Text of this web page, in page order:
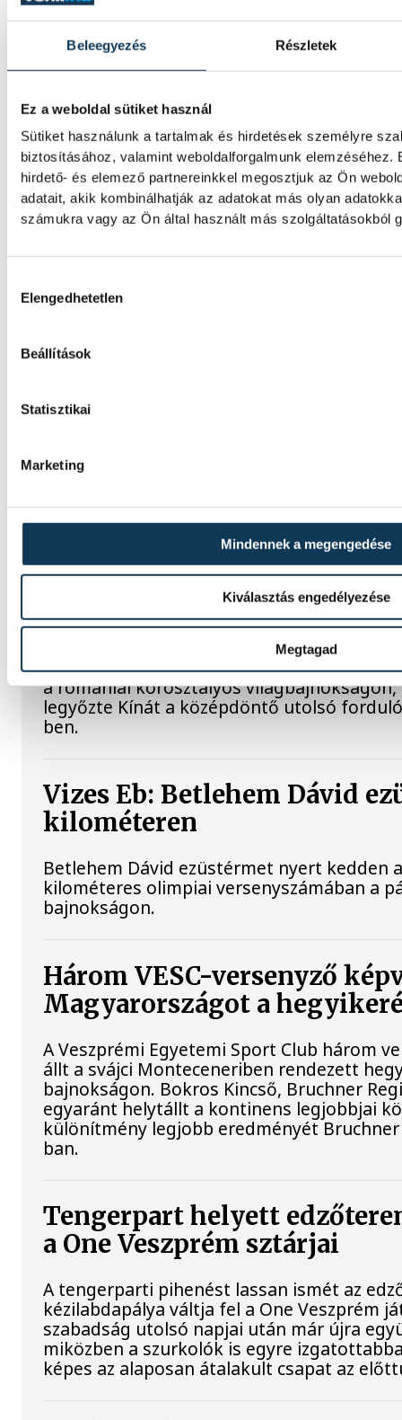
Beleegyezés Részletek
Ez a weboldal sütiket használ
Sütiket használunk a tartalmak és hirdetések személyre
biztosításához, valamint weboldalforgalmunk
hirdető- és elemező partnereinkkel megosztjuk az Ön
adatait, akik kombinálhatják az adatokat más olyan
számukra vagy az Ön által használt más szolgáltatásokból
Elengedhetetlen
Beállítások
Statisztikai
Marketing
Mindennek a megengedése
Kiválasztás engedélyezése
Megtagad
Gulácsi Péter győzelemmel
a Villarrealban
Gulácsi Péter kezdőként szerepelt új
edzőmérkőzésén, melyet 1-0-ra nyert meg
bajnokságban szereplő együttes.
Vizes Eb: Betlehem Dávid
kilométeren
kilométeres versenyszámában a párizsi
Férfi kézilabda ifjúsági Eb:
válogatott
A magyar férfi ifjúsági kézilabda-
37-32-re legyőzte Horvátországot a
fordulójában, kedden.
Női kézilabda ifjúsági vb:
negyeddöntős a magyar
A magyar női ifjúsági kézilabda-
a romániai korosztályos
legyőzte Kínát a középdöntő utolsó
ben.
Vizes Eb: Betlehem Dávid
kilométeren
Betlehem Dávid ezüstérmet nyert kedden
kilométeres olimpiai versenyszámában a
bajnokságon.
Három VESC-versenyző
Magyarországot a
A Veszprémi Egyetemi Sport Club három
állt a svájci Monteceneriben rendezett
bajnokságon. Bokros Kincső, Bruchner
egyaránt helytállt a kontinens legjobbjai
különítmény legjobb eredményét
ban.
Tengerpart helyett
a One Veszprém sztárjai
A tengerparti pihenést lassan ismét az
kézilabdapálya váltja fel a One Veszprém
szabadság utolsó napjai után már újra
miközben a szurkolók is egyre
képes az alaposan átalakult csapat az